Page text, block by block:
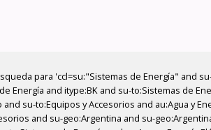
para 'ccl=su:"Sistemas de Energía" and
Energía and itype:BK and su-to:Sistemas de
and su-to:Equipos y Accesorios and au:Agua y
and su-geo:Argentina and su-